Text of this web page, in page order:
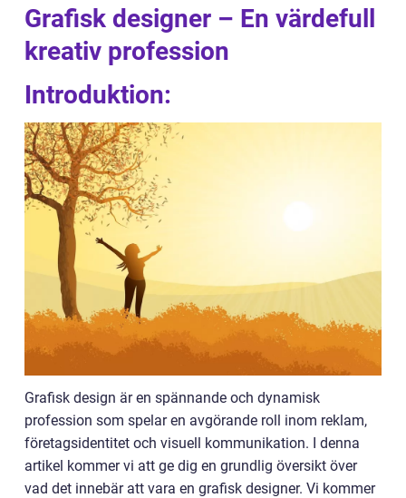
Grafisk designer – En värdefull
kreativ profession
Introduktion:
Grafisk design är en spännande och dynamisk
profession som spelar en avgörande roll inom reklam,
företagsidentitet och visuell kommunikation. I denna
artikel kommer vi att ge dig en grundlig översikt över
vad det innebär att vara en grafisk designer. Vi kommer